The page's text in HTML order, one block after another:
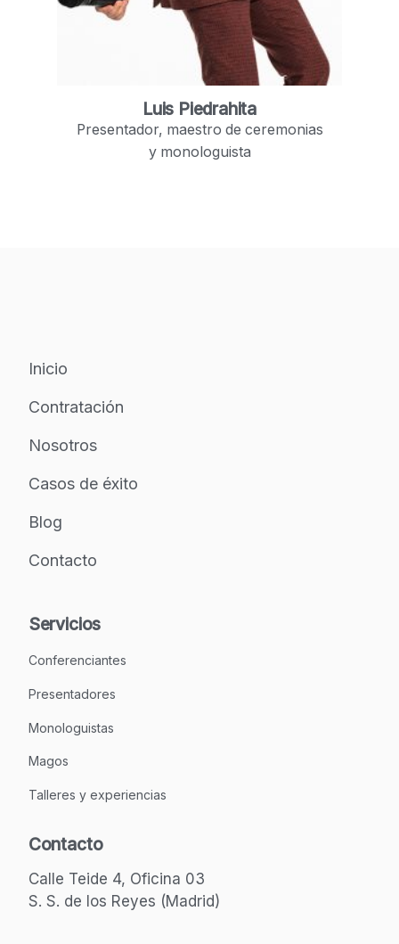
Luis Piedrahita
Presentador, maestro de ceremonias
y monologuista
Inicio
Contratación
Nosotros
Casos de éxito
Blog
Contacto
Servicios
Conferenciantes
Presentadores
Monologuistas
Magos
Talleres y experiencias
Contacto
Calle Teide 4, Oficina 03
S. S. de los Reyes (Madrid)